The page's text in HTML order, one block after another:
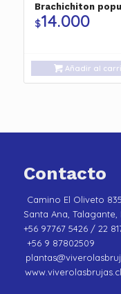
Brachichiton
$14.000
Añadir al
Contacto
Camino El Oliveto 835
Santa Ana, Talagante,
+56 97767 5426 / 22
+56 9 87802509
www.viverolasbrujas.cl